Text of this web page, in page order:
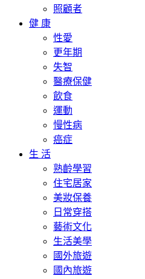
照顧者
健 康
性愛
更年期
失智
醫療保健
飲食
運動
慢性病
癌症
生 活
熟齡學習
住宅居家
美妝保養
日常穿搭
藝術文化
生活美學
國外旅遊
國內旅遊